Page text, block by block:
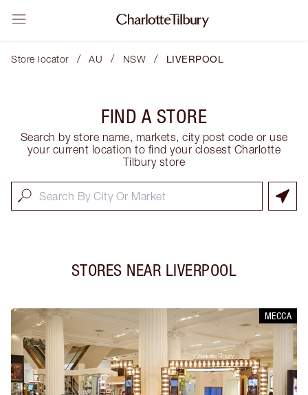
Store locator / AU / NSW / LIVERPOOL
FIND A STORE
Search by store name, markets, city post code or use
your current location to find your closest Charlotte
Tilbury store
STORES NEAR LIVERPOOL
MECCA